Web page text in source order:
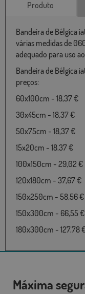
Produto
Bandeira de Bélgica
várias medidas de
adequado para uso
Bandeira de Bélgica
preços:
60x100cm - 18,37 €
30x45cm - 18,37 €
50x75cm - 18,37 €
15x20cm - 18,37 €
100x150cm - 29,02 €
120x180cm - 37,67 €
150x250cm - 58,56 €
150x300cm - 66,55 €
180x300cm - 127,78
Máxima